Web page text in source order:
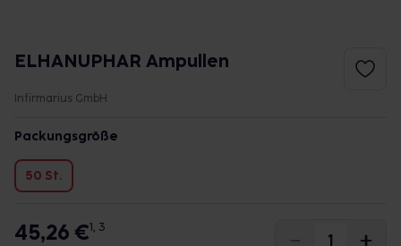
ELHANUPHAR Ampullen
Infirmarius GmbH
Packungsgröße
50 St.
45,26 €1, 3